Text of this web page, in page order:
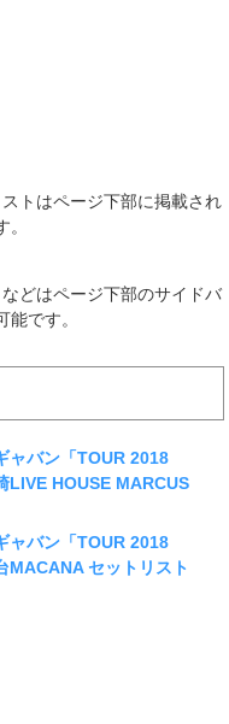
トはページ下部に掲載され
。
どはページ下部のサイドバ
能です。
ャバン「TOUR 2018
HOUSE MARCUS
ャバン「TOUR 2018
セットリスト